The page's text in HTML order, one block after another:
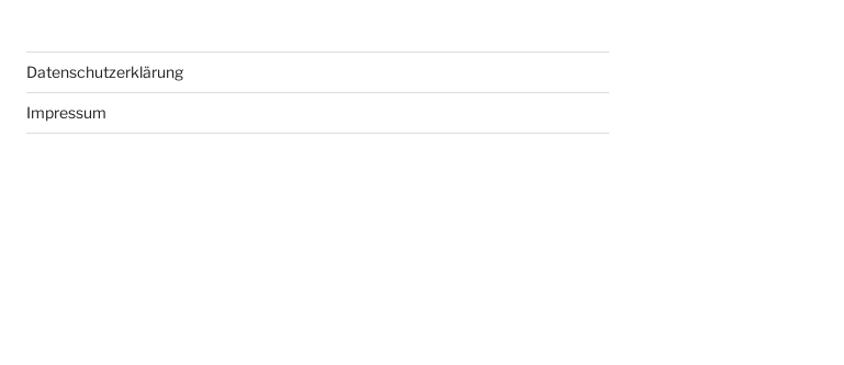
Datenschutzerklärung
Impressum